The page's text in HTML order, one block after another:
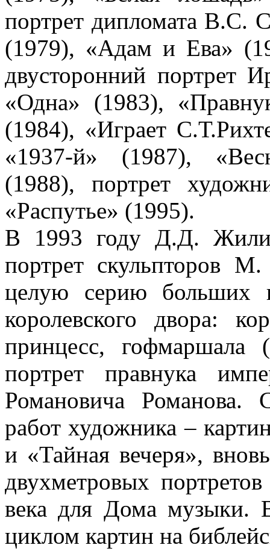
портрет дипломата В.С.
(1979), «Адам и Ева»
двусторонний портрет
«Одна» (1983),
(1984), «Играет
«1937-й» (1987),
(1988), портрет
«Распутье» (1995).
В 1993 году Д.Д.
портрет скульпторов
целую серию больших
королевского двора:
принцесс, гофмаршала
портрет правнука
Романовича Романова.
работ художника –
и «Тайная вечеря»,
двухметровых
века для Дома музыки.
циклом картин на